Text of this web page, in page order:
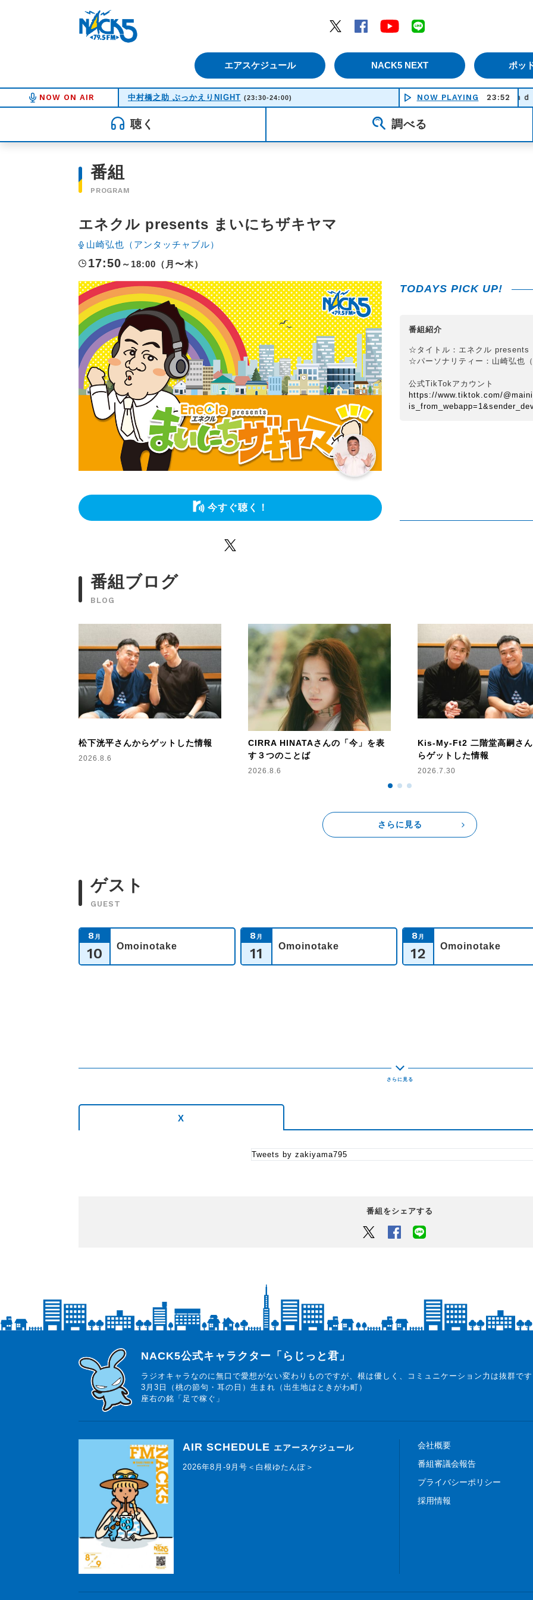
Twitter
Facebook YouTube
エアスケジュール NACK5 NEXT ポッ
NOW ON AIR 中村橋之助 ぶっかえりNIGHT (23:30-24:00) NOW PLAYING 23:52
Ｂｒａｎｄ Ｎｅｗ -
聴く 調べる
番組
PROGRAM
エネクル presents まいにちザキヤマ
山崎弘也（アンタッチャブル）
17:50 ～18:00（月〜木）
今すぐ聴く！
TODAYS PICK UP!
番組紹介
☆タイトル：エネクル presents
☆パーソナリティー：山崎弘也（
公式TikTokアカウント
https://www.tiktok.com/
番組ブログ
BLOG
松下洸平さんからゲットした情報
2026.8.6
CIRRA HINATAさんの「今」を表
す３つのことば
2026.8.6
Kis-My-Ft2 二階堂高嗣さ
らゲットした情報
2026.7.30
さらに見る
ゲスト
GUEST
8 月
10 Omoinotake
8 月
11 Omoinotake
8 月
12 Omoinotake
X
Tweets by zakiyama795
番組をシェアする
Twitter Facebook
らじっと君
NACK5公式キャラクター「らじっと君」
ラジオキャラなのに無口で愛想がない変わりものですが、根は優しく、コミュニケーション力は抜群です
3月3日（桃の節句・耳の日）生まれ（出生地はときがわ町）
座右の銘「足で稼ぐ」
AIR SCHEDULE エアースケジュール
2026年8月-9月号＜白根ゆたんぽ＞
会社概要
番組審議会報告
プライバシーポリシー
採用情報